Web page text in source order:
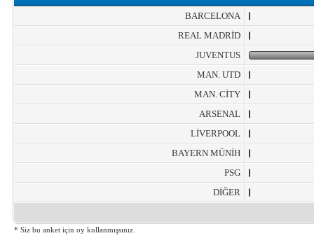
BARCELONA
REAL MADRİD
JUVENTUS
MAN. UTD
MAN. CİTY
ARSENAL
LİVERPOOL
BAYERN MÜNİH
PSG
DİĞER
* Siz bu anket için oy kullanmışsınız.